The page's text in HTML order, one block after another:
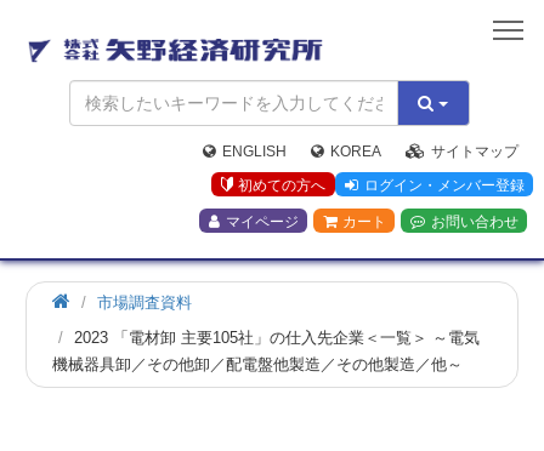
矢
野
経
済
研
究
所
ENGLISH KOREA
サイトマップ
初めての方へ
ログイン・メンバー登録
マイページ カート お問い合わせ
市場調査資料
2023 「電材卸 主要105社」の仕入先企業＜一覧＞ ～電気
機械器具卸／その他卸／配電盤他製造／その他製造／他～